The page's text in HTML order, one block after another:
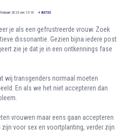
2023 om 15:16 + 83733
je als een gefrustreerde vrouw. Zoek
dissonantie. Gezien bijna iedere post
zie je dat je in een ontkennings fase
wij transgenders normaal moeten
En als we het niet accepteren dan
vrouwen maar eens gaan accepteren
zijn voor sex en voortplanting, verder zijn